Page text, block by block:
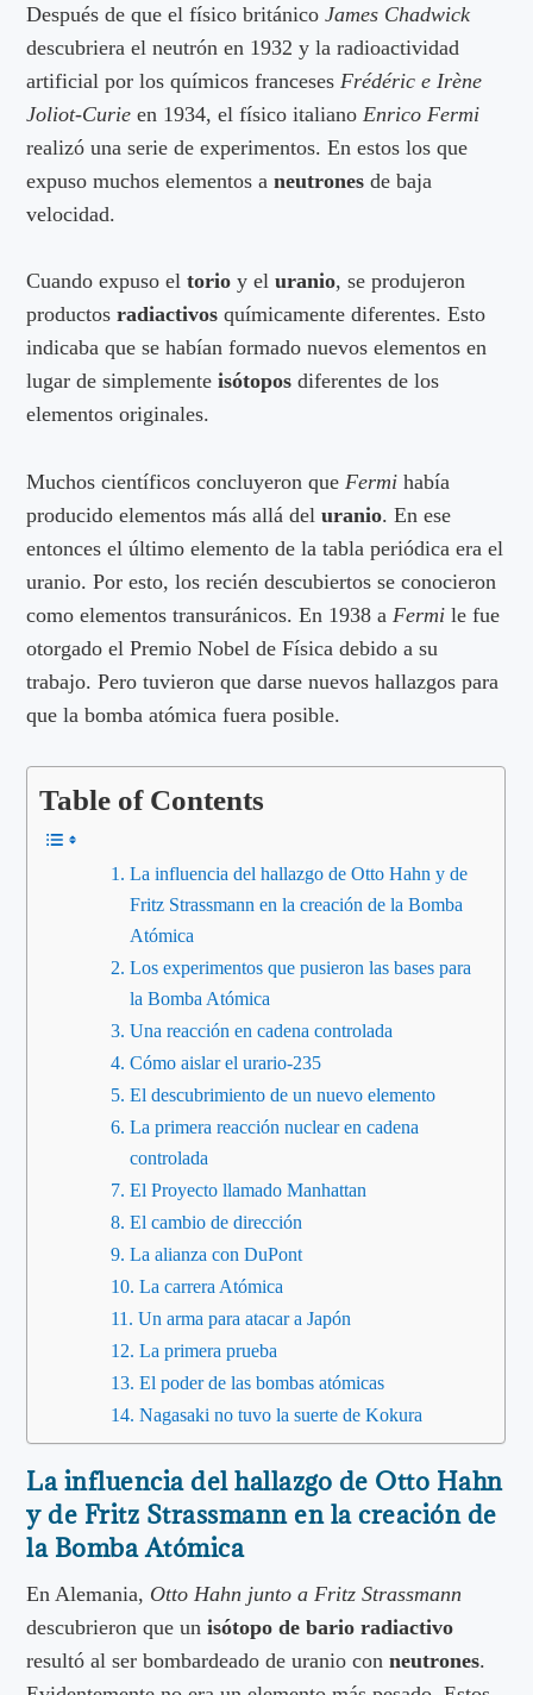
Después de que el físico británicoJames Chadwick
descubriera el neutrón en 1932 y la radioactividad
artificial por los químicos franceses Frédéric e Irène
Joliot-Curie en 1934, el físico italiano Enrico Fermi
realizó una serie de experimentos. En estos los que
expuso muchos elementos a neutrones de baja
velocidad.
Cuando expuso eltorioy el uranio, se produjeron
productosradiactivosquímicamente diferentes. Esto
indicaba que se habían formado nuevos elementos en
lugar de simplemente isótopos diferentes de los
elementos originales.
Muchos científicos concluyeron queFermi había
producido elementos más allá deluranio. En ese
entonces el último elemento de la tabla periódica era el
uranio. Por esto, los recién descubiertos se conocieron
como elementos transuránicos. En 1938 aFermi le fue
otorgado el Premio Nobel de Física debido a su
trabajo. Pero tuvieron que darse nuevos hallazgos para
que la bomba atómica fuera posible.
Table of Contents
La influencia del hallazgo de Otto Hahn y de
Fritz Strassmann en la creación de la Bomba
Atómica
Los experimentos que pusieron las bases para
la Bomba Atómica
Una reacción en cadena controlada
Cómo aislar el urario-235
El descubrimiento de un nuevo elemento
La primera reacción nuclear en cadena
controlada
El Proyecto llamado Manhattan
El cambio de dirección
La alianza con DuPont
La carrera Atómica
Un arma para atacar a Japón
La primera prueba
El poder de las bombas atómicas
Nagasaki no tuvo la suerte de Kokura
La influencia del hallazgo de Otto Hahn
y de Fritz Strassmann en la creación de
la Bomba Atómica
En Alemania, Otto Hahn junto a Fritz Strassmann
descubrieron que unisótopo de bario radiactivo
resultó al ser bombardeado de uranio conneutrones.